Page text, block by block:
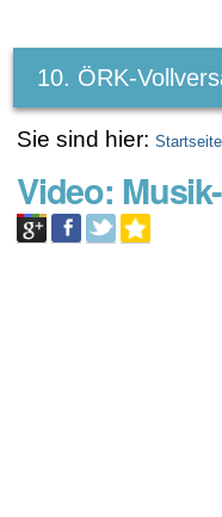
Werkzeuge
10. ÖRK-
Sie sind hier: Startseite
Video: